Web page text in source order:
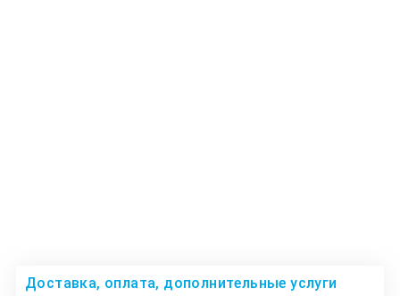
Доставка, оплата, дополнительные услуги